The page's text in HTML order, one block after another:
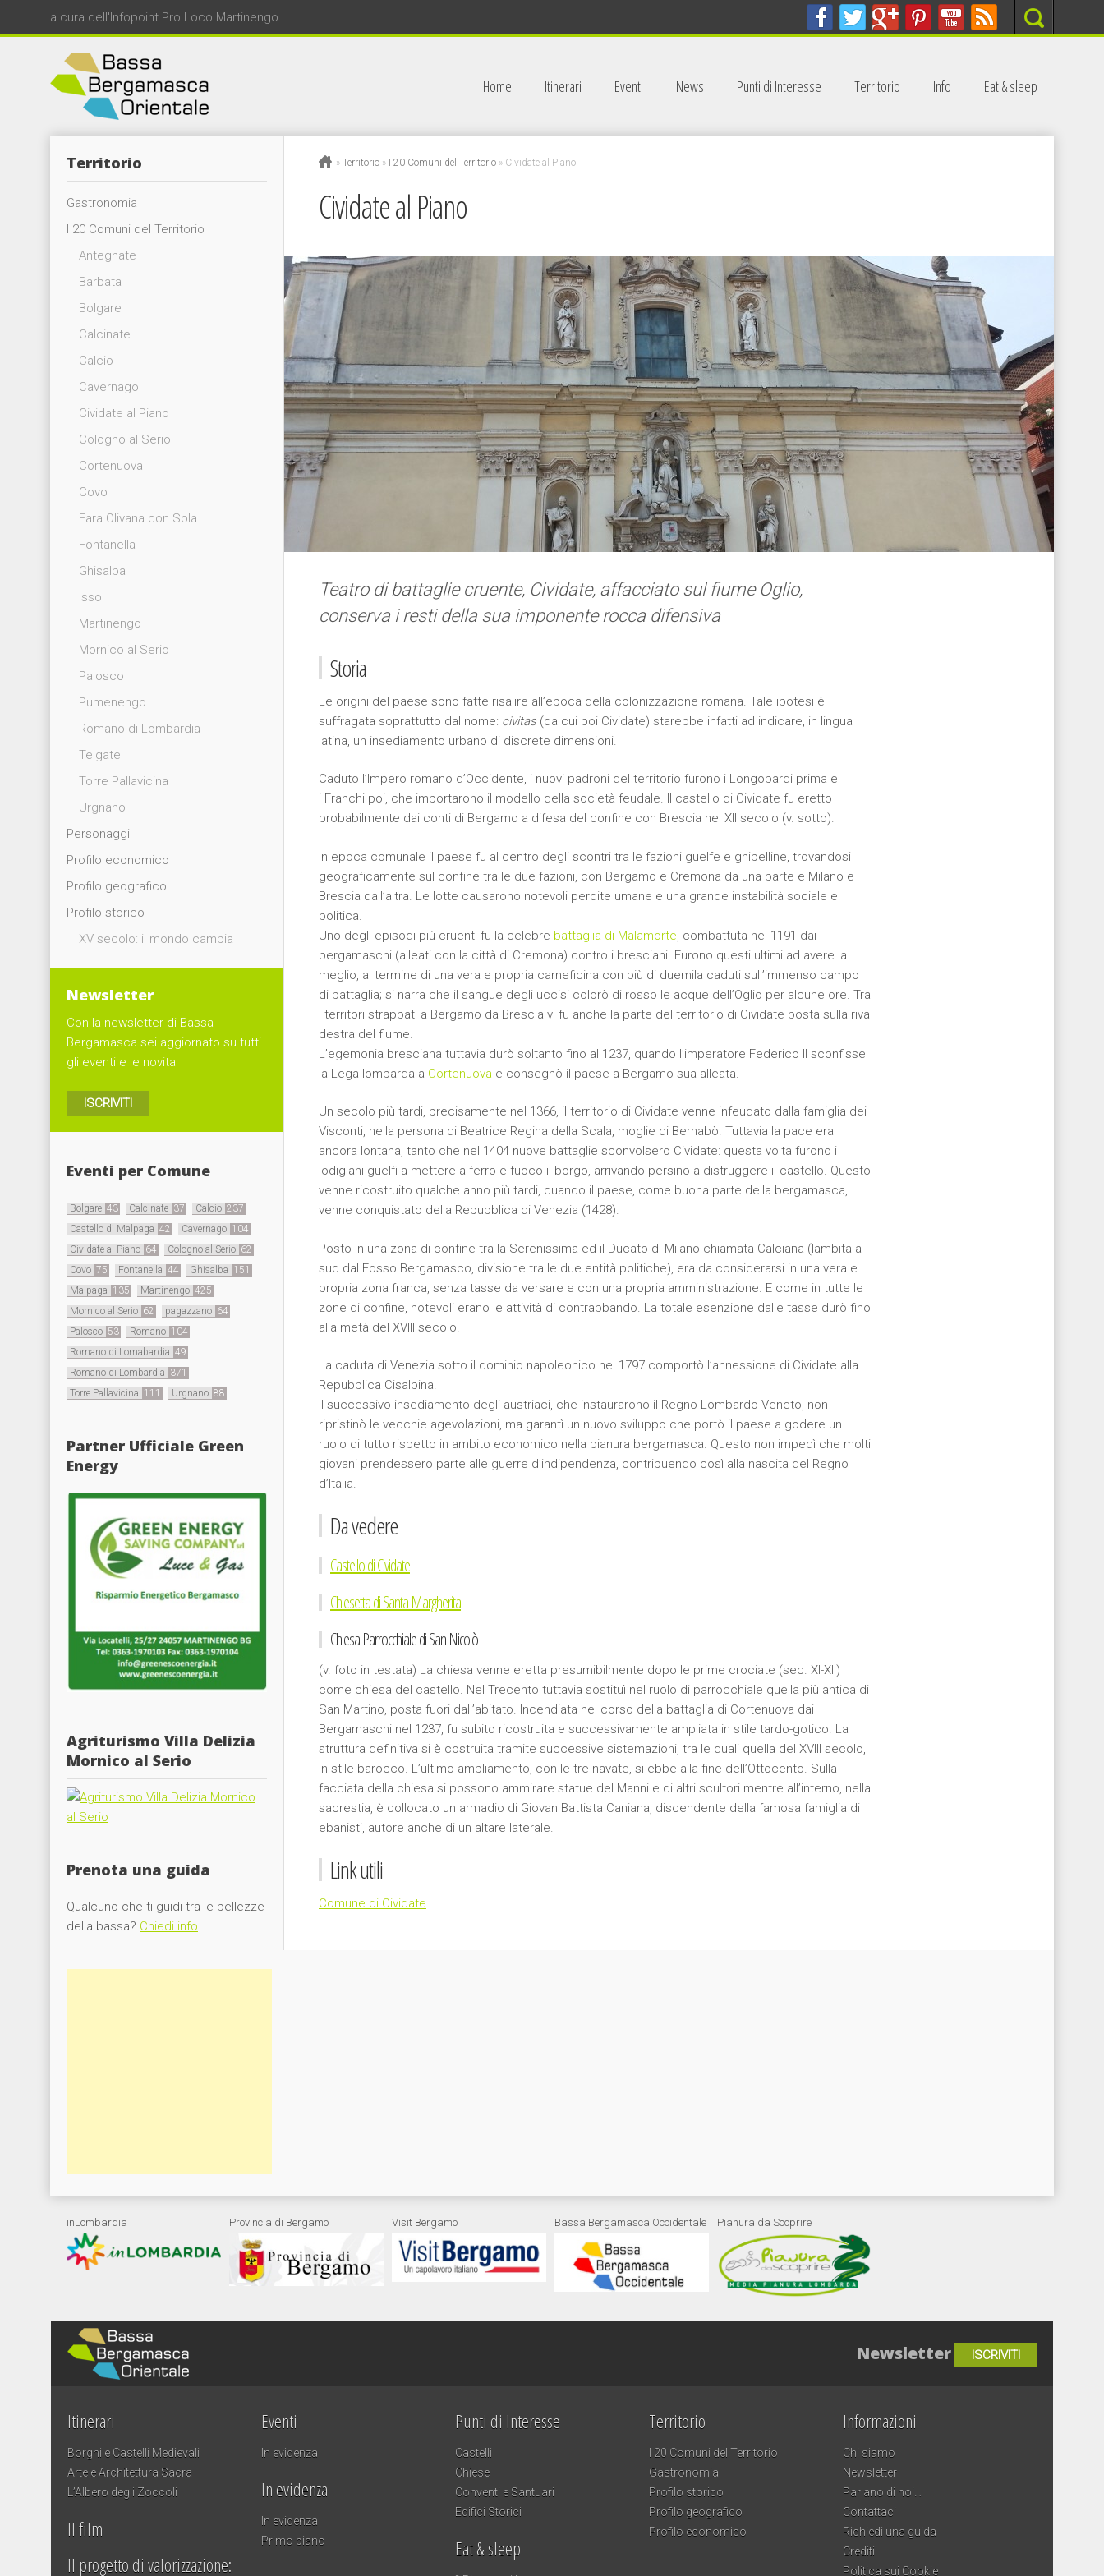
a cura dell'Infopoint Pro Loco Martinengo Search
Home Itinerari Eventi News Punti di Interesse Territorio Info Eat & sleep
» Territorio » I 20 Comuni del Territorio » Cividate al Piano
Cividate al Piano
Teatro di battaglie cruente, Cividate, affacciato sul fiume Oglio,
conserva i resti della sua imponente rocca difensiva
Storia
Le origini del paese sono fatte risalire all’epoca della colonizzazione romana. Tale ipotesi è
suffragata soprattutto dal nome: civitas (da cui poi Cividate) starebbe infatti ad indicare, in lingua
latina, un insediamento urbano di discrete dimensioni.
Caduto l’Impero romano d’Occidente, i nuovi padroni del territorio furono i Longobardi prima e
i Franchi poi, che importarono il modello della società feudale. Il castello di Cividate fu eretto
probabilmente dai conti di Bergamo a difesa del confine con Brescia nel XII secolo (v. sotto).
In epoca comunale il paese fu al centro degli scontri tra le fazioni guelfe e ghibelline, trovandosi
geograficamente sul confine tra le due fazioni, con Bergamo e Cremona da una parte e Milano e
Brescia dall’altra. Le lotte causarono notevoli perdite umane e una grande instabilità sociale e
politica.
Uno degli episodi più cruenti fu la celebre battaglia di Malamorte , combattuta nel 1191 dai
bergamaschi (alleati con la città di Cremona) contro i bresciani. Furono questi ultimi ad avere la
meglio, al termine di una vera e propria carneficina con più di duemila caduti sull’immenso campo
di battaglia; si narra che il sangue degli uccisi colorò di rosso le acque dell’Oglio per alcune ore. Tra
i territori strappati a Bergamo da Brescia vi fu anche la parte del territorio di Cividate posta sulla riva
destra del fiume.
L’egemonia bresciana tuttavia durò soltanto fino al 1237, quando l’imperatore Federico II sconfisse
la Lega lombarda a Cortenuova e consegnò il paese a Bergamo sua alleata.
Un secolo più tardi, precisamente nel 1366, il territorio di Cividate venne infeudato dalla famiglia dei
Visconti, nella persona di Beatrice Regina della Scala, moglie di Bernabò. Tuttavia la pace era
ancora lontana, tanto che nel 1404 nuove battaglie sconvolsero Cividate: questa volta furono i
lodigiani guelfi a mettere a ferro e fuoco il borgo, arrivando persino a distruggere il castello. Questo
venne ricostruito qualche anno più tardi, quando il paese, come buona parte della bergamasca,
venne conquistato della Repubblica di Venezia (1428).
Posto in una zona di confine tra la Serenissima ed il Ducato di Milano chiamata Calciana (lambita a
sud dal Fosso Bergamasco, divisione tra le due entità politiche), era da considerarsi in una vera e
propria zona franca, senza tasse da versare e con una propria amministrazione. E come in tutte le
zone di confine, notevoli erano le attività di contrabbando. La totale esenzione dalle tasse durò fino
alla metà del XVIII secolo.
La caduta di Venezia sotto il dominio napoleonico nel 1797 comportò l’annessione di Cividate alla
Repubblica Cisalpina.
Il successivo insediamento degli austriaci, che instaurarono il Regno Lombardo-Veneto, non
ripristinò le vecchie agevolazioni, ma garantì un nuovo sviluppo che portò il paese a godere un
ruolo di tutto rispetto in ambito economico nella pianura bergamasca. Questo non impedì che molti
giovani prendessero parte alle guerre d’indipendenza, contribuendo così alla nascita del Regno
d’Italia.
Da vedere
Castello di Cividate
Chiesetta di Santa Margherita
Chiesa Parrocchiale di San Nicolò
(v. foto in testata) La chiesa venne eretta presumibilmente dopo le prime crociate (sec. XI-XII)
come chiesa del castello. Nel Trecento tuttavia sostituì nel ruolo di parrocchiale quella più antica di
San Martino, posta fuori dall’abitato. Incendiata nel corso della battaglia di Cortenuova dai
Bergamaschi nel 1237, fu subito ricostruita e successivamente ampliata in stile tardo-gotico. La
struttura definitiva si è costruita tramite successive sistemazioni, tra le quali quella del XVIII secolo,
in stile barocco. L’ultimo ampliamento, con le tre navate, si ebbe alla fine dell’Ottocento. Sulla
facciata della chiesa si possono ammirare statue del Manni e di altri scultori mentre all’interno, nella
sacrestia, è collocato un armadio di Giovan Battista Caniana, discendente della famosa famiglia di
ebanisti, autore anche di un altare laterale.
Link utili
Comune di Cividate
Territorio
Gastronomia
I 20 Comuni del Territorio
Antegnate
Barbata
Bolgare
Calcinate
Calcio
Cavernago
Cividate al Piano
Cologno al Serio
Cortenuova
Covo
Fara Olivana con Sola
Fontanella
Ghisalba
Isso
Martinengo
Mornico al Serio
Palosco
Pumenengo
Romano di Lombardia
Telgate
Torre Pallavicina
Urgnano
Personaggi
Profilo economico
Profilo geografico
Profilo storico
XV secolo: il mondo cambia
Newsletter
Con la newsletter di Bassa
Bergamasca sei aggiornato su tutti
gli eventi e le novita'
ISCRIVITI
Eventi per Comune
Bolgare 43 Calcinate 37 Calcio 237
Castello di Malpaga 42 Cavernago 104
Cividate al Piano 64 Cologno al Serio 62
Covo 75 Fontanella 44 Ghisalba 151
Malpaga 135 Martinengo 425
Mornico al Serio 62 pagazzano 64
Palosco 53 Romano 104
Romano di Lomabardia 49
Romano di Lombardia 371
Torre Pallavicina 111 Urgnano 88
Partner Ufficiale Green
Energy
Agriturismo Villa Delizia
Mornico al Serio
Prenota una guida
Qualcuno che ti guidi tra le bellezze
della bassa? Chiedi info
inLombardia Provincia di Bergamo Visit Bergamo Bassa Bergamasca Occidentale Pianura da Scoprire
Newsletter ISCRIVITI
Itinerari
Borghi e Castelli Medievali
Arte e Architettura Sacra
L’Albero degli Zoccoli
Il film
Il progetto di valorizzazione:
Eventi
In evidenza
In evidenza
In evidenza
Primo piano
Punti di Interesse
Castelli
Chiese
Conventi e Santuari
Edifici Storici
Eat & sleep
Territorio
I 20 Comuni del Territorio
Gastronomia
Profilo storico
Profilo geografico
Profilo economico
Informazioni
Chi siamo
Newsletter
Parlano di noi…
Contattaci
Richiedi una guida
Crediti
Politica sui Cookie